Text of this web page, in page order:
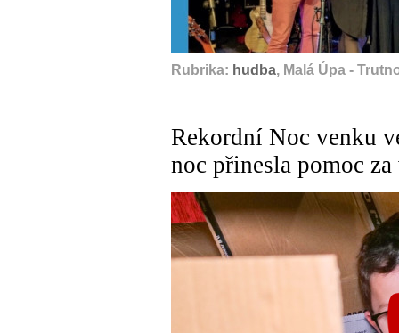
Rubrika: hudba, Malá Úpa -
Rekordní Noc venku
noc přinesla pomoc